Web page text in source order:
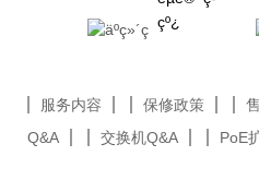
服务内容 保修政策
Q&A
交换机Q&A PoE